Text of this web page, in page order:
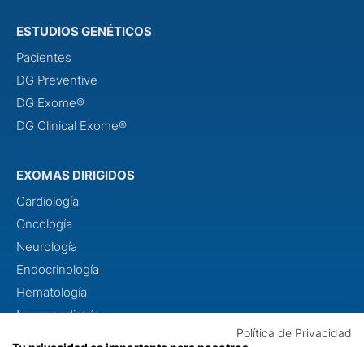
ESTUDIOS GENÉTICOS
Pacientes
DG Preventive
DG Exome®
DG Clinical Exome®
EXOMAS DIRIGIDOS
Cardiología
Oncología
Neurología
Endocrinología
Hematología
Neuropediatría
Política de Privacidad